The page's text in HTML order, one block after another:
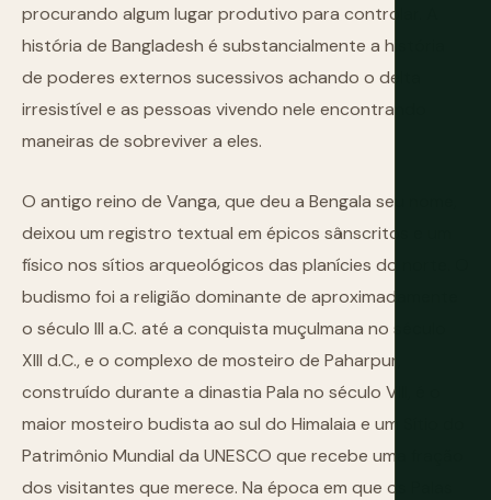
procurando algum lugar produtivo para controlar. A
história de Bangladesh é substancialmente a história
de poderes externos sucessivos achando o delta
irresistível e as pessoas vivendo nele encontrando
maneiras de sobreviver a eles.
O antigo reino de Vanga, que deu a Bengala seu nome,
deixou um registro textual em épicos sânscritos e um
físico nos sítios arqueológicos das planícies do norte. O
budismo foi a religião dominante de aproximadamente
o século III a.C. até a conquista muçulmana no século
XIII d.C., e o complexo de mosteiro de Paharpur,
construído durante a dinastia Pala no século VIII, é o
maior mosteiro budista ao sul do Himalaia e um Sítio do
Patrimônio Mundial da UNESCO que recebe uma fração
dos visitantes que merece. Na época em que os Palas